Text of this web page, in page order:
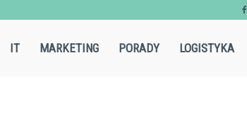
IT MARKETING PORADY LOGISTYKA